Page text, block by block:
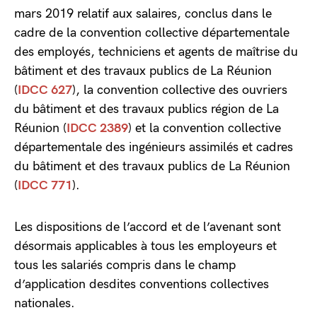
mars 2019 relatif aux salaires, conclus dans le
cadre de la convention collective départementale
des employés, techniciens et agents de maîtrise du
bâtiment et des travaux publics de La Réunion
(IDCC 627), la convention collective des ouvriers
du bâtiment et des travaux publics région de La
Réunion (IDCC 2389) et la convention collective
départementale des ingénieurs assimilés et cadres
du bâtiment et des travaux publics de La Réunion
(IDCC 771).
Les dispositions de l’accord et de l’avenant sont
désormais applicables à tous les employeurs et
tous les salariés compris dans le champ
d’application desdites conventions collectives
nationales.